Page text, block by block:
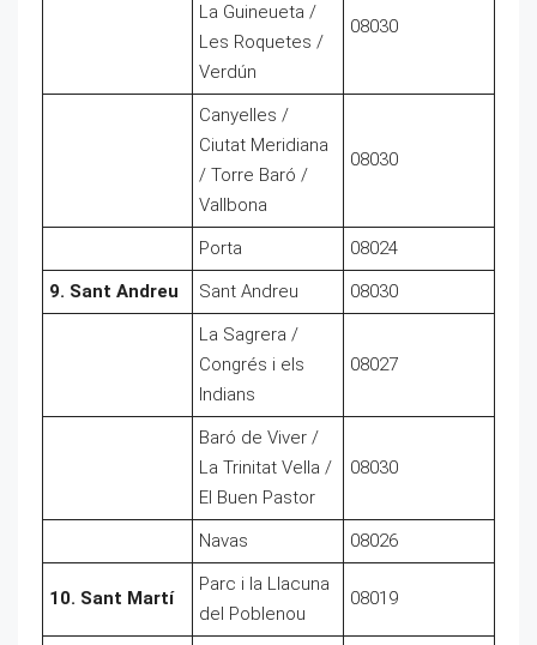
La Guineueta /
Les Roquetes /
Verdún
08030
Canyelles /
Ciutat Meridiana
/ Torre Baró /
Vallbona
08030
Porta
08024
9. Sant Andreu
Sant Andreu
08030
La Sagrera /
Congrés i els
Indians
08027
Baró de Viver /
La Trinitat Vella /
El Buen Pastor
08030
Navas 08026
10. Sant Martí
Parc i la Llacuna
del Poblenou
08019